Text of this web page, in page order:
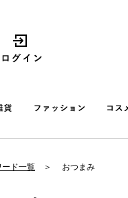
ード一覧 おつまみ